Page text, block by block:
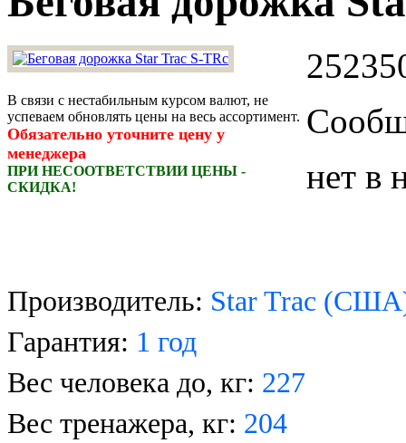
В связи с нестабильным курсом валют, не
успеваем обновлять цены на весь ассортимент.
Обязательно уточните цену у
менеджера
ПРИ НЕСООТВЕТСТВИИ ЦЕНЫ -
СКИДКА!
нет в
Производитель: Star Trac
Гарантия: 1 год
Вес человека до, кг: 227
Вес тренажера, кг: 204